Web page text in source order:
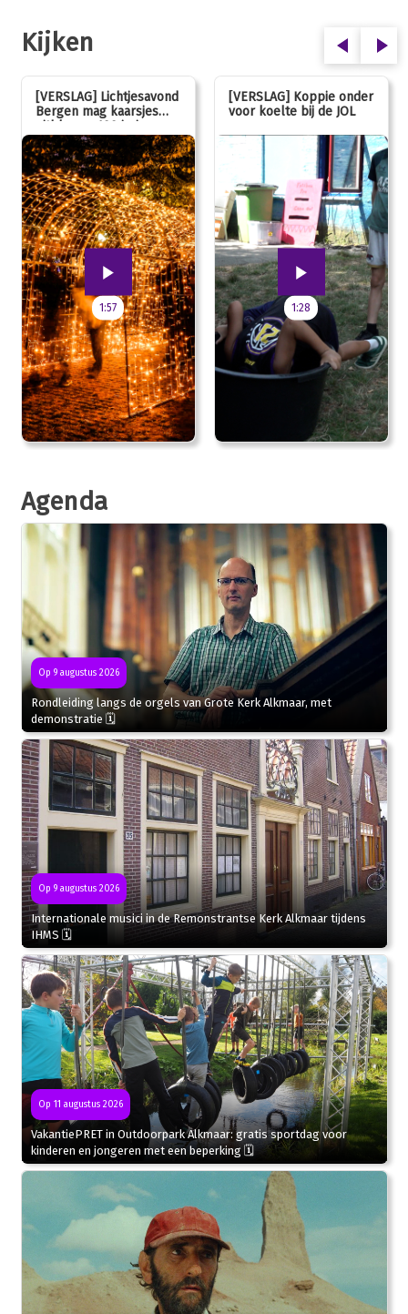
Kijken
[VERSLAG] Lichtjesavond
Bergen mag kaarsjes
uitblazen: 100 jarig
jubileum!
1:57
[VERSLAG] Koppie onder
voor koelte bij de JOL
1:28
Agenda
Op 9 augustus 2026
Rondleiding langs de orgels van Grote Kerk Alkmaar, met
demonstratie 🗓
Op 9 augustus 2026
Internationale musici in de Remonstrantse Kerk Alkmaar tijdens
IHMS 🗓
Op 11 augustus 2026
VakantiePRET in Outdoorpark Alkmaar: gratis sportdag voor
kinderen en jongeren met een beperking 🗓